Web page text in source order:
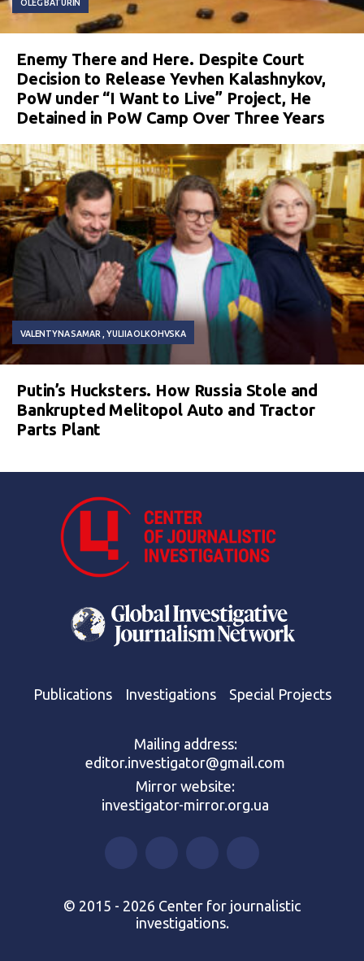
OLEG BATURIN
Enemy There and Here. Despite Court
Decision to Release Yevhen Kalashnykov,
PoW under “I Want to Live” Project, He
Detained in PoW Camp Over Three Years
VALENTYNA SAMAR YULIIA OLKOHVSKA
Putin’s Hucksters. How Russia Stole and
Bankrupted Melitopol Auto and Tractor
Parts Plant
Publications Investigations Special Projects
Mailing address:
editor.investigator@gmail.com
Mirror website:
investigator-mirror.org.ua
© 2015 - 2026 Center for journalistic
investigations.